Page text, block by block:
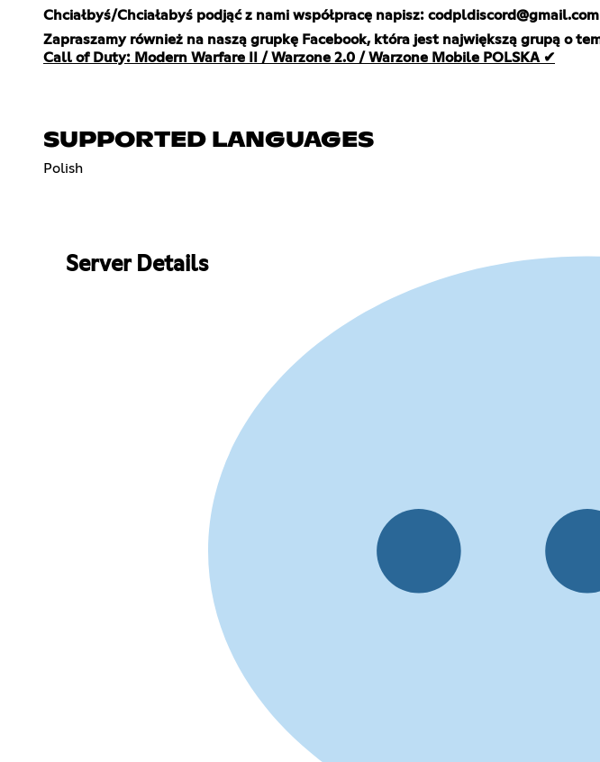
Chciałbyś/Chciałabyś podjąć z nami współpracę napisz: codpldiscord@gmail.com
Call of Duty: Modern Warfare II / Warzone 2.0 / Warzone Mobile POLSKA ✔
SUPPORTED LANGUAGES
Polish
Server Details